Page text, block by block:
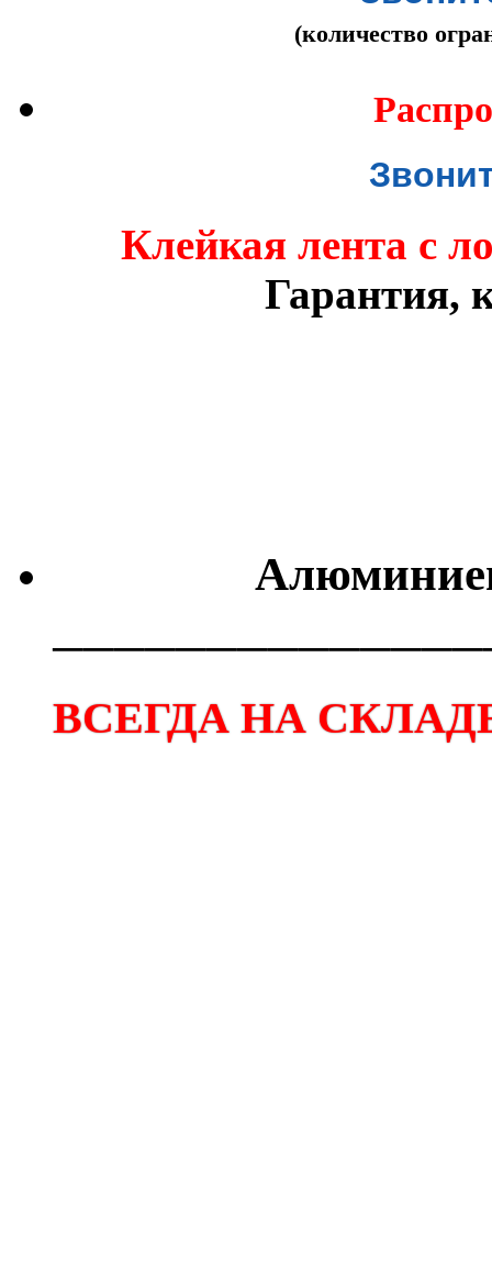
(количество
Клейкая лента с
Гарантия,
ВСЕГДА НА